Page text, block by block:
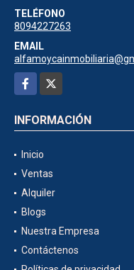
TELÉFONO
8094227263
EMAIL
Facebook
INFORMACIÓN
Inicio
Ventas
Alquiler
Blogs
Nuestra Empresa
Contáctenos